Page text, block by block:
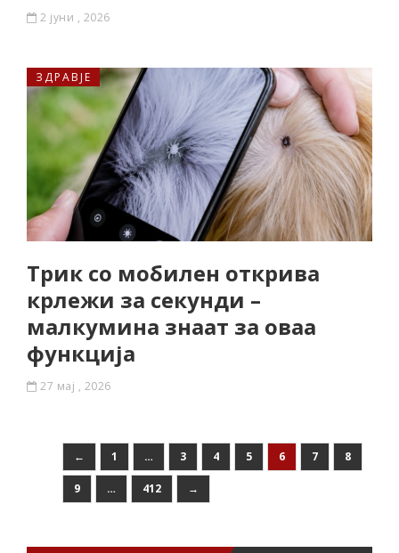
2 јуни , 2026
ЗДРАВЈЕ
Трик со мобилен открива
крлежи за секунди –
малкумина знаат за оваа
функција
27 мај , 2026
← 1 … 3 4 5 6 7 8
9 … 412 →